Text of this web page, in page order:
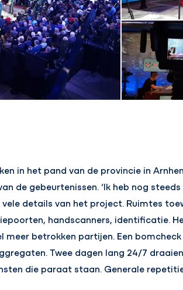
in het pand van de provincie in
de gebeurtenissen. ‘Ik heb nog
details van het project. Ruimtes
handscanners, identificatie.
betrokken partijen. Een bomcheck
Twee dagen lang 24/7
die paraat staan. Generale